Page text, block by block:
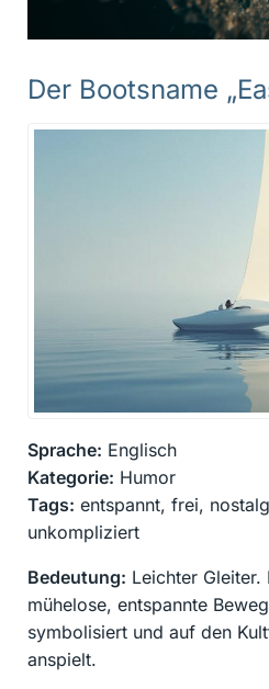
Der Bootsname
Sprache: Englisch
Kategorie: Humor
Tags: entspannt, frei,
unkompliziert
Bedeutung: Leichter Gleiter.
mühelose, entspannte
symbolisiert und auf den
anspielt.